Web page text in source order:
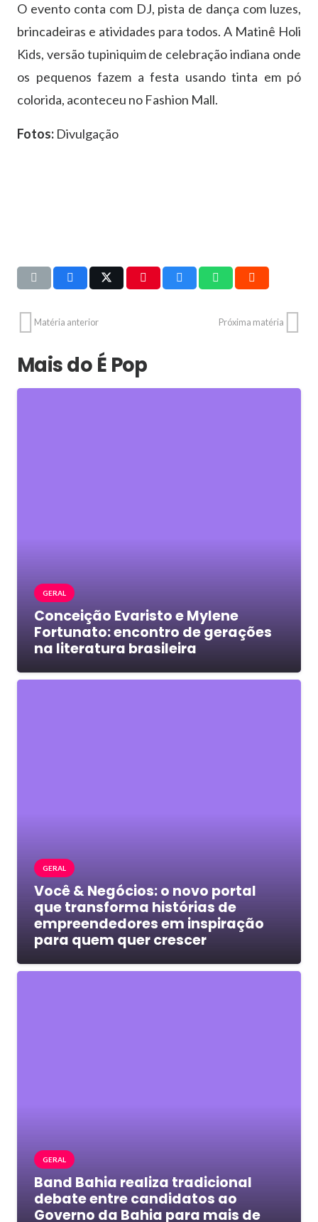
O evento conta com DJ, pista de dança com luzes,
brincadeiras e atividades para todos. A Matinê Holi
Kids, versão tupiniquim de celebração indiana onde
os pequenos fazem a festa usando tinta em pó
colorida, aconteceu no Fashion Mall.
Fotos: Divulgação
Matéria anterior Próxima matéria
Mais do É Pop
GERAL
Conceição Evaristo e Mylene
Fortunato: encontro de gerações
na literatura brasileira
GERAL
Você & Negócios: o novo portal
que transforma histórias de
empreendedores em inspiração
para quem quer crescer
GERAL
Band Bahia realiza tradicional
debate entre candidatos ao
Governo da Bahia para mais de